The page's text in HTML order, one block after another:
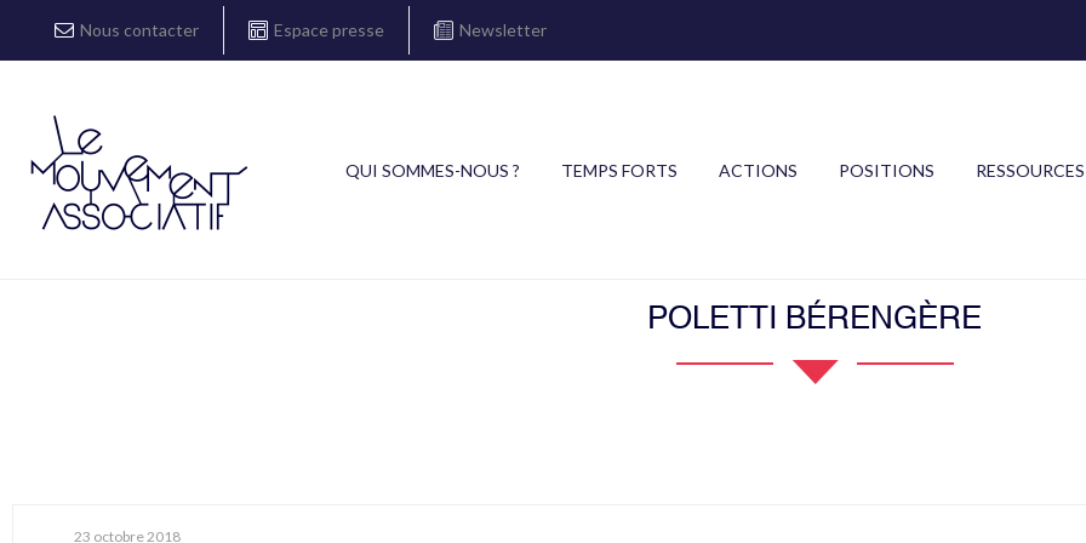
Nous contacter Espace presse Newsletter
QUI SOMMES-NOUS ? TEMPS FORTS ACTIONS POSITIONS RESSOURCES
POLETTI BÉRENGÈRE
23 octobre 2018